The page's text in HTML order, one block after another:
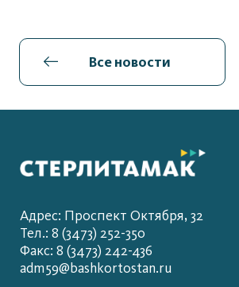
Все новости
Адрес: Проспект Октября, 32
Тел.: 8 (3473) 252-350
Факс: 8 (3473) 242-436
adm59@bashkortostan.ru